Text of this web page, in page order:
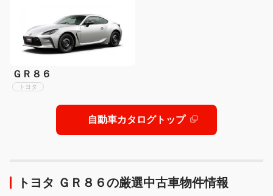
ＧＲ８６
トヨタ
自動車カタログトップ
トヨタ ＧＲ８６の厳選中古車物件情報